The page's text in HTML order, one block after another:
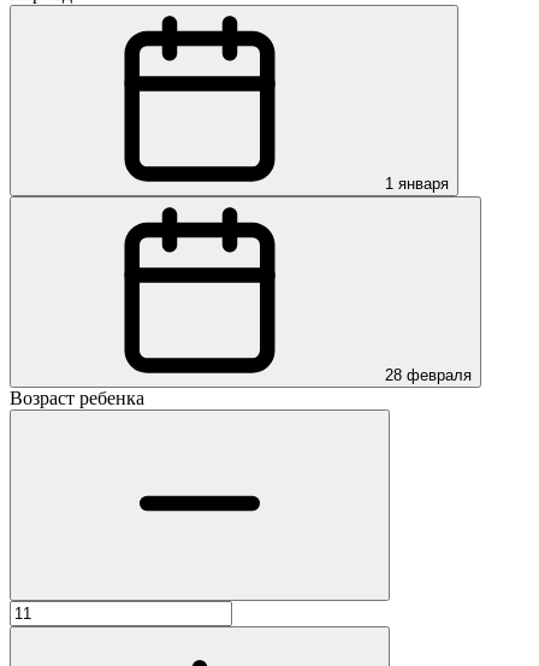
1 января
28 февраля
Возраст ребенка